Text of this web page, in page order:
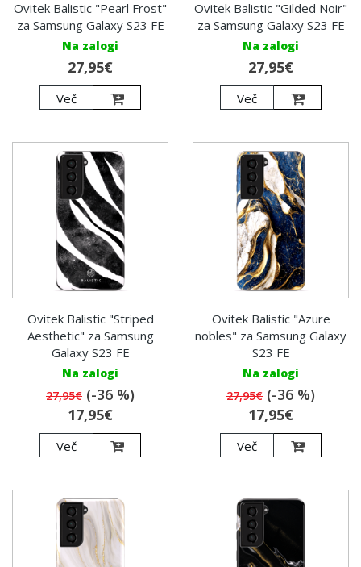
Ovitek Balistic "Pearl Frost"
za Samsung Galaxy S23 FE
Na zalogi
27,95€
Več
Ovitek Balistic "Gilded Noir"
za Samsung Galaxy S23 FE
Na zalogi
27,95€
Več
Ovitek Balistic "Striped
Aesthetic" za Samsung
Galaxy S23 FE
Na zalogi
27,95€ (-36 %)
17,95€
Več
Ovitek Balistic "Azure
nobles" za Samsung Galaxy
S23 FE
Na zalogi
27,95€ (-36 %)
17,95€
Več